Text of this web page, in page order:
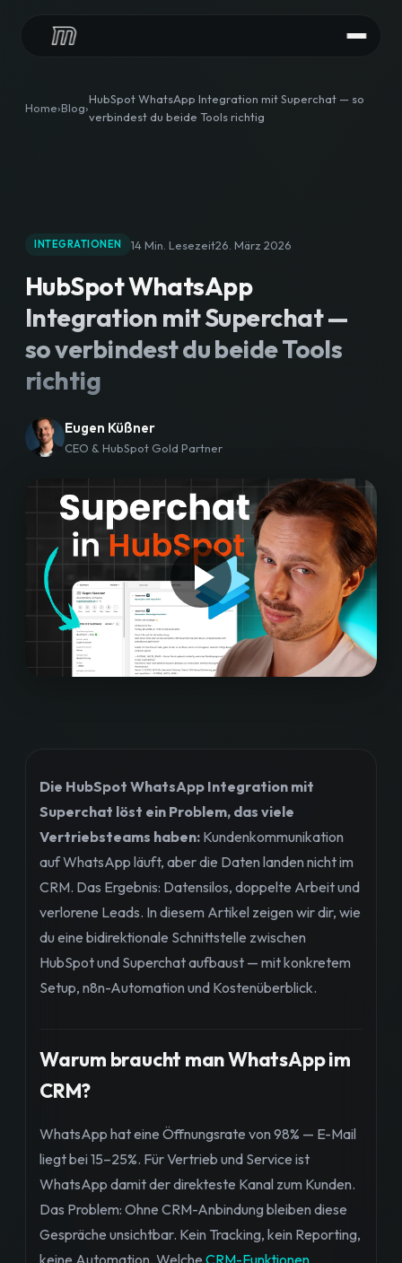
HubSpot Audit
HubSpot Betreuung
CONTENT
HubSpot Agentur
Content Downloads
Workshops
Bewertungen
Strategiegespräch buchen
Home Blog
HubSpot WhatsApp Integration mit Superchat — so
verbindest du beide Tools richtig
INTEGRATIONEN 14 Min. Lesezeit26. März 2026
HubSpot WhatsApp
Integration mit Superchat —
so verbindest du beide Tools
richtig
Eugen Küßner
CEO & HubSpot Gold Partner
Die HubSpot WhatsApp Integration mit
Superchat löst ein Problem, das viele
Vertriebsteams haben: Kundenkommunikation
auf WhatsApp läuft, aber die Daten landen nicht im
CRM. Das Ergebnis: Datensilos, doppelte Arbeit und
verlorene Leads. In diesem Artikel zeigen wir dir, wie
du eine bidirektionale Schnittstelle zwischen
HubSpot und Superchat aufbaust — mit konkretem
Setup, n8n-Automation und Kostenüberblick.
Warum braucht man WhatsApp im
CRM?
WhatsApp hat eine Öffnungsrate von 98% — E-Mail
liegt bei 15–25%. Für Vertrieb und Service ist
WhatsApp damit der direkteste Kanal zum Kunden.
Das Problem: Ohne CRM-Anbindung bleiben diese
Gespräche unsichtbar. Kein Tracking, kein Reporting,
keine Automation. Welche CRM-Funktionen